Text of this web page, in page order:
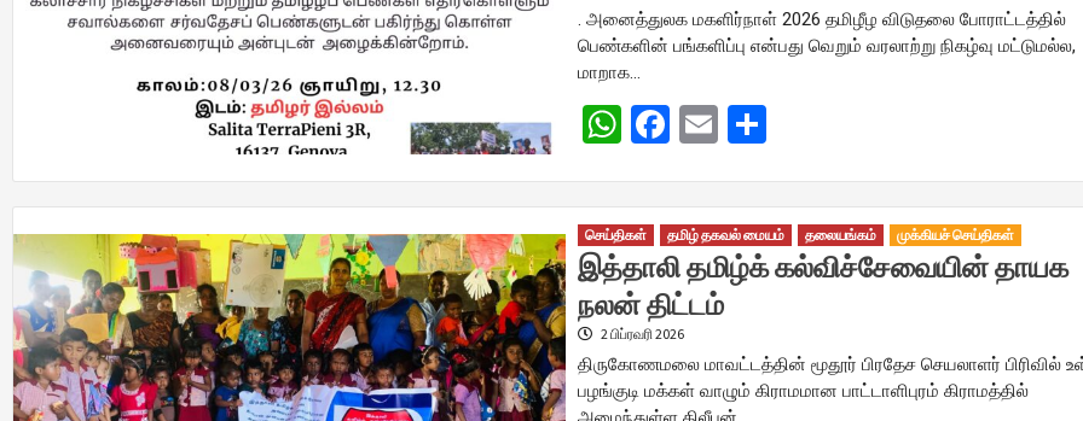
. அனைத்துலக மகளிர்நாள் 2026 தமிழீழ விடுதலை போராட்டத்தில்
பெண்களின் பங்களிப்பு என்பது வெறும் வரலாற்று நிகழ்வு மட்டுமல்ல,
மாறாக…
WhatsApp
Facebook
Email
செய்திகள் தமிழ் தகவல் மையம் தலையங்கம் முக்கியச் செய்திகள்
இத்தாலி தமிழ்க் கல்விச்சேவையின் தாயக
நலன் திட்டம்
2 பிப்ரவரி 2026
திருகோணமலை மாவட்டத்தின் மூதூர் பிரதேச செயலாளர் பிரிவில்
பழங்குடி மக்கள் வாழும் கிராமமான பாட்டாளிபுரம் கிராமத்தில்